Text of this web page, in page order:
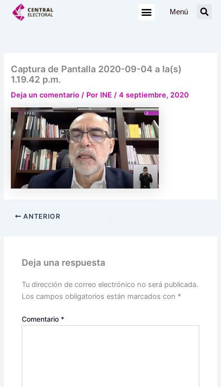
Menú
Captura de Pantalla 2020-09-04 a la(s)
1.19.42 p.m.
Deja un comentario / Por INE/4 septiembre, 2020
ANTERIOR
Deja una respuesta
Tu dirección de correo electrónico no será publicada.
Los campos obligatorios están marcados con *
Comentario *